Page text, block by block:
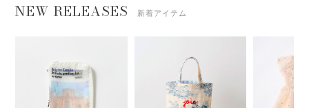
NEW RELEASES 新着アイテム